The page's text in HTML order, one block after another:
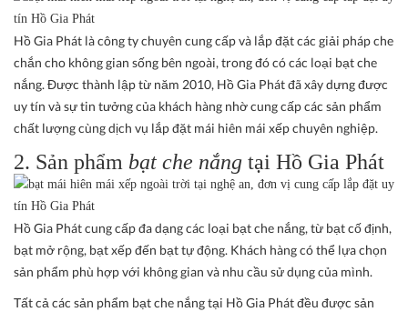
Hồ Gia Phát là công ty chuyên cung cấp và lắp đặt các giải pháp che
chắn cho không gian sống bên ngoài, trong đó có các loại bạt che
nắng. Được thành lập từ năm 2010, Hồ Gia Phát đã xây dựng được
uy tín và sự tin tưởng của khách hàng nhờ cung cấp các sản phẩm
chất lượng cùng dịch vụ lắp đặt mái hiên mái xếp chuyên nghiệp.
2. Sản phẩm bạt che nắng tại Hồ Gia Phát
Hồ Gia Phát cung cấp đa dạng các loại bạt che nắng, từ bạt cố định,
bạt mở rộng, bạt xếp đến bạt tự động. Khách hàng có thể lựa chọn
sản phẩm phù hợp với không gian và nhu cầu sử dụng của mình.
Tất cả các sản phẩm bạt che nắng tại Hồ Gia Phát đều được sản